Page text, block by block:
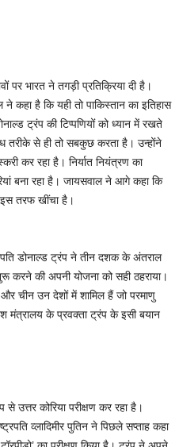
पर भारत ने तगड़ी प्रतिक्रिया दी है।
कहा है कि यही तो पाकिस्तान का इतिहास
ट्रंप की टिप्पणियों को ध्यान में रखते
से ही तो सबकुछ करता है। उन्होंने
कर रहा है। निर्यात नियंत्रण का
बना रहा है। जायसवाल ने आगे कहा कि
इस तरफ खींचा है।
डोनाल्ड ट्रंप ने तीन दशक के अंतराल
करने की अपनी योजना को सही ठहराया।
और चीन उन देशों में शामिल हैं जो परमाणु
मंत्रालय के प्रवक्ता ट्रंप के इसी बयान
उत्तर कोरिया परीक्षण कर रहा है।
व्लादिमीर पुतिन ने पिछले सप्ताह कहा